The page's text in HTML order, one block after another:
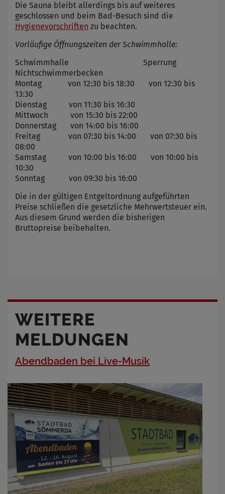
Die Sauna bleibt allerdings bis auf weiteres
geschlossen und beim Bad-Besuch sind die
Hygienevorschriften zu beachten.
Vorläufige Öffnungszeiten der Schwimmhalle:
Schwimmhalle Sperrung
Nichtschwimmerbecken
Montag von 12:30 bis 18:30 von 12:30 bis
13:30
Dienstag von 11:30 bis 16:30
Mittwoch von 15:30 bis 22:00
Donnerstag von 14:00 bis 16:00
Freitag von 07:30 bis 14:00 von 07:30 bis
08:00
Samstag von 10:00 bis 16:00 von 10:00 bis
10:30
Sonntag von 09:30 bis 16:00
Die in der gültigen Entgeltordnung aufgeführten
Preise schließen die gesetzliche Mehrwertsteuer ein.
Aus diesem Grund werden die bisherigen
Bruttopreise beibehalten.
WEITERE
MELDUNGEN
Abendbaden bei Live-Musik